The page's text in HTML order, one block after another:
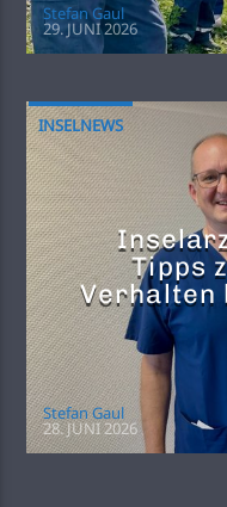
Stefan Gaul
29. JUNI 2026
INSELNEWS
Tipps
Verhalten
Stefan Gaul
28. JUNI 2026